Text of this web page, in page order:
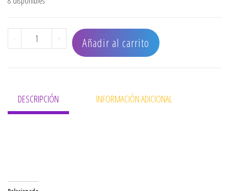
- CEPILLO OLIVIA GARDEN TERMICO CERAMIC ION SPEED
+ Añadir al carrito
DESCRIPCIÓN INFORMACIÓN ADICIONAL